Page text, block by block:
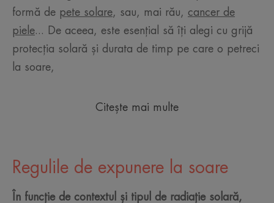
formă de pete solare, sau, mai rău, cancer de
piele... De aceea, este esențial să îți alegi cu grijă
protecția solară și durata de timp pe care o petreci
la soare,
Citește mai multe
Regulile de expunere la soare
În funcție de contextul și tipul de radiație solară,